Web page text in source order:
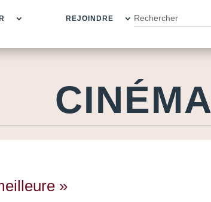
REJOINDRE
CINÉMA
»